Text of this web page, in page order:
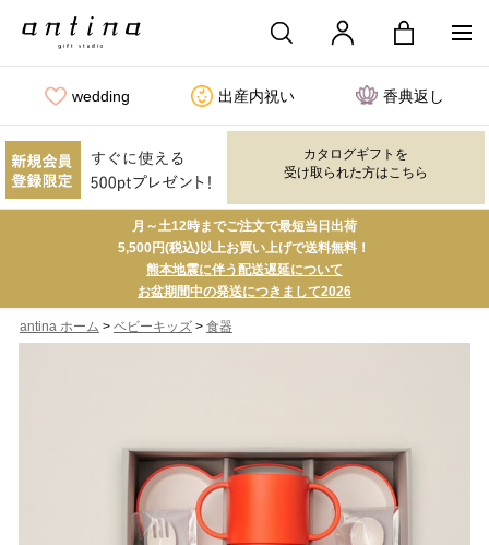
wedding 出産内祝い 香典返し
カタログギフトを
受け取られた方はこちら
月～土12時までご注文で最短当日出荷
5,500円(税込)以上お買い上げで送料無料！
熊本地震に伴う配送遅延について
お盆期間中の発送につきまして2026
antina ホーム > ベビーキッズ> 食器